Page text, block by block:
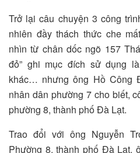
Trở lại câu chuyện 3 công
nhiên đầy thách thức che
nhìn từ chân dốc ngõ 157
đỏ” ghi mục đích sử dụng
khác… nhưng ông Hồ Công
nhân dân phường 7 cho biết,
phường 8, thành phố Đà Lạt.
Trao đổi với ông Nguyễn
Phường 8, thành phố Đà Lạt,